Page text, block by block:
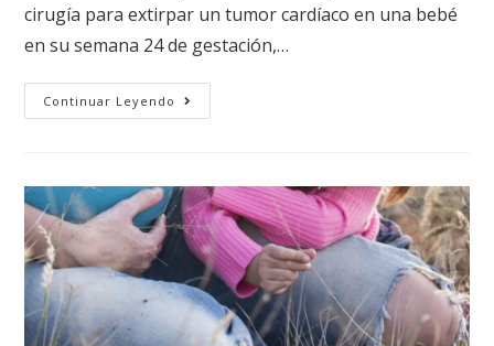
cirugía para extirpar un tumor cardíaco en una bebé
en su semana 24 de gestación,…
Continuar Leyendo